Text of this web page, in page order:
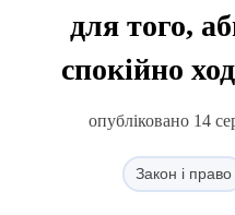
для того,
спокійно
опубліковано 14
Закон і право